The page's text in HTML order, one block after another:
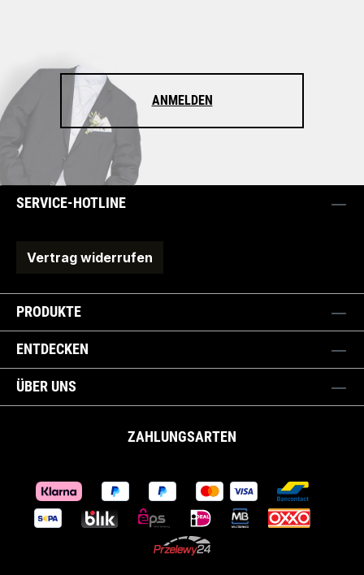
ANMELDEN
SERVICE-HOTLINE
Vertrag widerrufen
PRODUKTE
ENTDECKEN
ÜBER UNS
ZAHLUNGSARTEN